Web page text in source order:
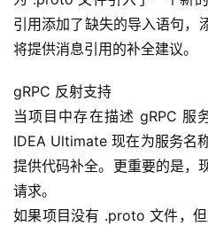
引用添加了缺失的导入语句，
将提供消息引用的补全建议。
gRPC 反射支持
当项目中存在描述 gRPC 服
IDEA Ultimate 现在为服务名
提供代码补全。更重要的是，
请求。
如果项目没有 .proto 文件，